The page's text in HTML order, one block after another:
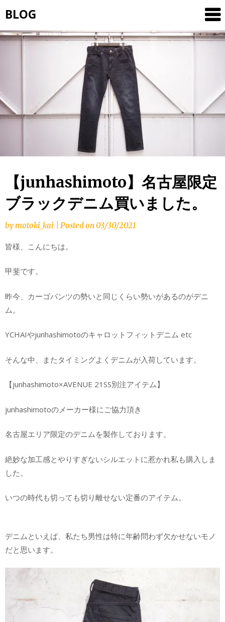
to
content
BLOG
【junhashimoto】名古屋限定
ブラックデニム買いました。
bymotoki_kai Posted on03/30/2021
皆様、こんにちは。
甲斐です。
昨今、カーゴパンツの勢いと同じくらい勢いがあるのがデニ
ム。
YCHAIやjunhashimotoのキャロットフィットデニム etc
そんな中、またタイミングよくデニムが入荷しています。
【junhashimoto×AVENUE 21SS別注アイテム】
junhashimotoのメーカー様にご協力頂き
名古屋エリア限定のデニムを製作しております。
絶妙な加工感とやりすぎないシルエットに惹かれ私も購入しま
した。
いつの時代も切っても切り離せない定番のアイテム。
デニムといえば、私たち男性は特に年齢問わず欠かせないモノ
だと思います。